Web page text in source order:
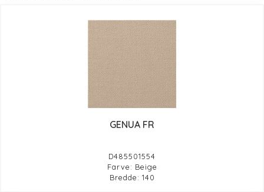
GENUA FR
D485501554
Farve: Beige
Bredde: 140